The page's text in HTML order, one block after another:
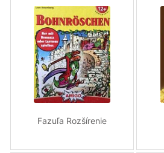
Fazuľa Rozšírenie